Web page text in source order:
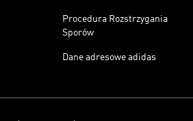
Procedura Rozstrzygania
Sporów
Dane adresowe adidas